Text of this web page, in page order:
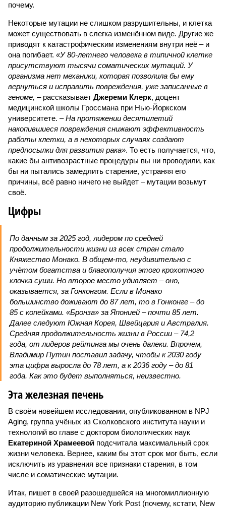
почему.
Некоторые мутации не слишком разрушительны, и клетка
может существовать в слегка изменённом виде. Другие же
приводят к катастрофическим изменениям внутри неё – и
она погибает. «У 80-летнего человека в типичной клетке
присутствуют тысячи соматических мутаций. У
организма нет механики, которая позволила бы ему
вернуться и исправить повреждения, уже записанные в
геноме, – рассказывает Джереми Клерк, доцент
медицинской школы Гроссмана при Нью-Йоркском
университете. – На протяжении десятилетий
накопившиеся повреждения снижают эффективность
работы клетки, а в некоторых случаях создают
предпосылки для развития рака». То есть получается, что,
какие бы антивозрастные процедуры вы ни проводили, как
бы ни пытались замедлить старение, устраняя его
причины, всё равно ничего не выйдет – мутации возьмут
своё.
Цифры
По данным за 2025 год, лидером по средней
продолжительности жизни из всех стран стало
Княжество Монако. В общем-то, неудивительно с
учётом богатства и благополучия этого крохотного
клочка суши. Но второе место удивляет – оно,
оказывается, за Гонконгом. Если в Монако
большинство доживают до 87 лет, то в Гонконге – до
85 с копейками. «Бронза» за Японией – почти 85 лет.
Далее следуют Южная Корея, Швейцария и Австралия.
Средняя продолжительность жизни в России – 74,2
года, от лидеров рейтинга мы очень далеки. Впрочем,
Владимир Путин поставил задачу, чтобы к 2030 году
эта цифра выросла до 78 лет, а к 2036 году – до 81
года. Как это будет выполняться, неизвестно.
Эта железная печень
В своём новейшем исследовании, опубликованном в NPJ
Aging, группа учёных из Сколковского института науки и
технологий во главе с доктором биологических наук
Екатериной Храмеевой подсчитала максимальный срок
жизни человека. Вернее, каким бы этот срок мог быть, если
исключить из уравнения все признаки старения, в том
числе и соматические мутации.
Итак, пишет в своей разошедшейся на многомиллионную
аудиторию публикации New York Post (почему, кстати, New